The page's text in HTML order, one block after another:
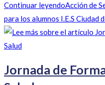
Continuar leyendoAcción de
para los alumnos I.E.S Ciudad
Jornada de